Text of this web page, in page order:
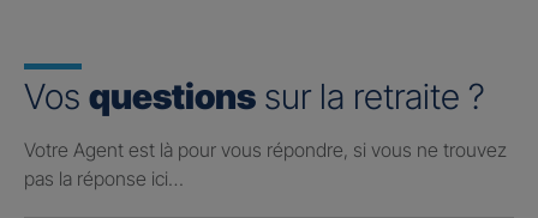
Vos questions sur la retraite ?
Votre Agent est là pour vous répondre, si vous ne trouvez
pas la réponse ici…